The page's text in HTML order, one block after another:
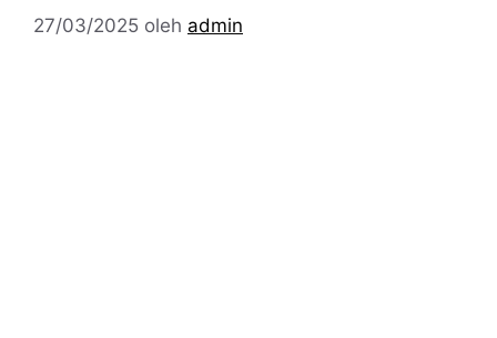
27/03/2025 oleh admin